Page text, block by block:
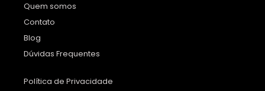
Quem somos
Contato
Blog
Dúvidas Frequentes
Política de Privacidade